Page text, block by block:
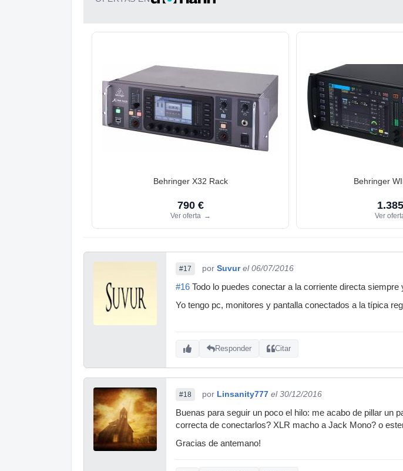
Behringer X32 Rack
790 €
Ver oferta →
Behringer
Ver
#17 por Suvur el 06/07/2016
#16 Todo lo puedes conectar a la corriente directa
Yo tengo pc, monitores y pantalla conectados a la típica
Responder Citar
#18 por Linsanity777 el 30/12/2016
Buenas para seguir un poco el hilo: me acabo de pillar un
correcta de conectarlos? XLR macho a Jack Mono? o
Gracias de antemano!